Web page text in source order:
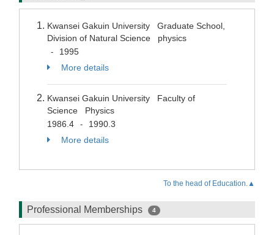
Kwansei Gakuin University Graduate School,
Division of Natural Science physics
-
1995
More details
Kwansei Gakuin University Faculty of
Science Physics
1986.4
-
1990.3
More details
To the head of Education.▲
Professional Memberships 4